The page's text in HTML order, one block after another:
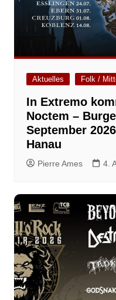
Aktuelles Folk /
In Extremo
Noctem –
September
Hanau
Pierre Ames 4.